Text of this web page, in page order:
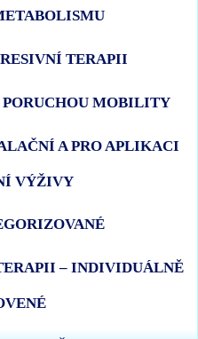
TERAPII
PORUCHOU MOBILITY
A PRO APLIKACI
VÝŽIVY
– INDIVIDUÁLNĚ